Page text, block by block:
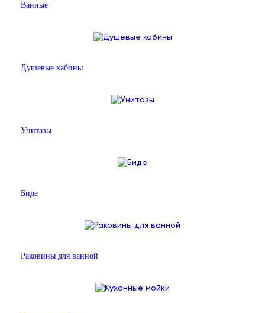
Ванные
Душевые кабины
Унитазы
Биде
Раковины для ванной